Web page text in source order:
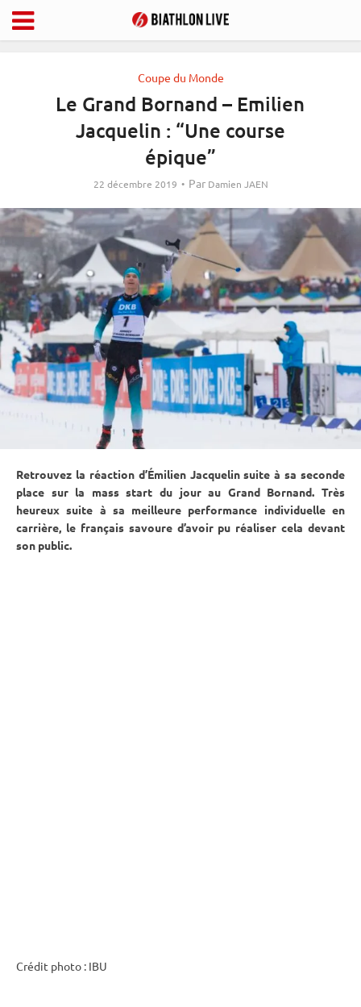
Coupe du Monde
Le Grand Bornand – Emilien
Jacquelin : “Une course
épique”
22 décembre 2019 Par Damien JAEN
Retrouvez la réaction d’Émilien Jacquelin suite à sa seconde
place sur la mass start du jour au Grand Bornand. Très
heureux suite à sa meilleure performance individuelle en
carrière, le français savoure d’avoir pu réaliser cela devant
son public.
Crédit photo : IBU